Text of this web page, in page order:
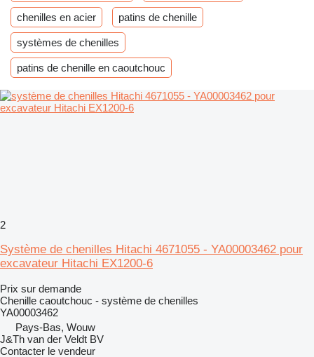
chenilles en acier patins de chenille
systèmes de chenilles
patins de chenille en caoutchouc
2
Système de chenilles Hitachi 4671055 - YA00003462 pour
excavateur Hitachi EX1200-6
Prix sur demande
Chenille caoutchouc - système de chenilles
YA00003462
Pays-Bas, Wouw
J&Th van der Veldt BV
Contacter le vendeur